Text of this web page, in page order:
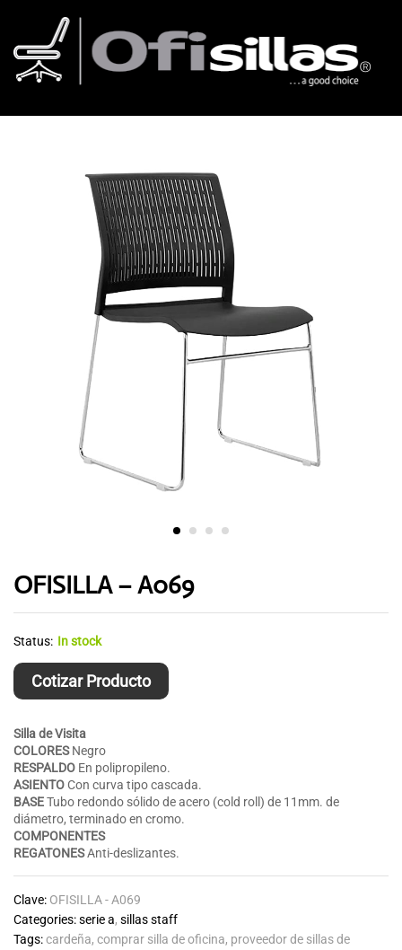
OFISILLA – A069
Status: In stock
Cotizar Producto
Silla de Visita
COLORESNegro
RESPALDO En polipropileno.
ASIENTOCon curva tipo cascada.
BASETubo redondo sólido de acero (cold roll) de 11mm. de
diámetro, terminado en cromo.
COMPONENTES
REGATONESAnti-deslizantes.
Clave: OFISILLA - A069
Categories:serie a, sillas staff
Tags:cardeña, comprar silla de oficina, proveedor de sillas de